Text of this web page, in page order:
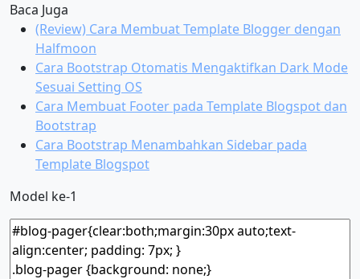
Baca Juga
(Review) Cara Membuat Template Blogger dengan
Halfmoon
Cara Bootstrap Otomatis Mengaktifkan Dark Mode
Sesuai Setting OS
Cara Membuat Footer pada Template Blogspot dan
Bootstrap
Cara Bootstrap Menambahkan Sidebar pada
Template Blogspot
Model ke-1